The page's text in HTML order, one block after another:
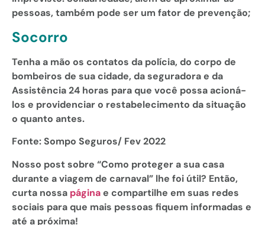
pessoas, também pode ser um fator de prevenção;
Socorro
Tenha a mão os contatos da polícia, do corpo de
bombeiros de sua cidade, da seguradora e da
Assistência 24 horas para que você possa acioná-
los e providenciar o restabelecimento da situação
o quanto antes.
Fonte: Sompo Seguros/ Fev 2022
Nosso post sobre “Como proteger a sua casa
durante a viagem de carnaval” lhe foi útil? Então,
curta nossa páginae compartilhe em suas redes
sociais para que mais pessoas fiquem informadas e
até a próxima!